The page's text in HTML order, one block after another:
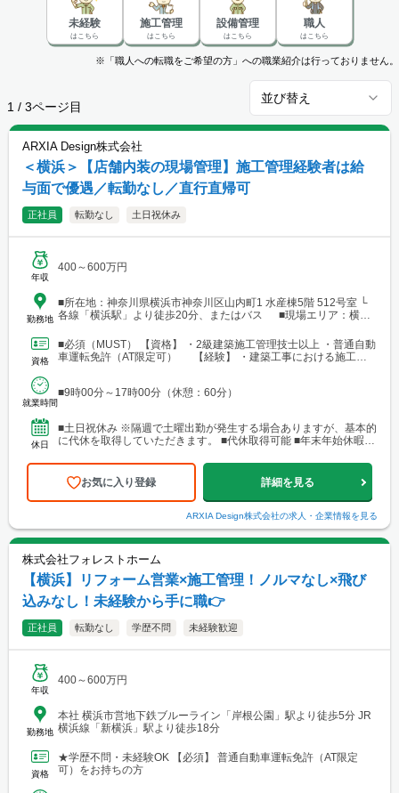
未経験
はこちら
施工管理
はこちら
設備管理
はこちら
職人
はこちら
※「職人への転職をご希望の方」への職業紹介は行っておりません。
1 / 3ページ目
並び替え
ARXIA Design株式会社
＜横浜＞【店舗内装の現場管理】施工管理経験者は給
与面で優遇／転勤なし／直行直帰可
正社員 転勤なし 土日祝休み
年収
400～600万円
勤務地
■所在地：神奈川県横浜市神奈川区山内町1 水産棟5階 512号室 └
各線「横浜駅」より徒歩20分、またはバス ■現場エリア：横浜
資格
■必須（MUST） 【資格】 ・2級建築施工管理技士以上 ・普通自動
車運転免許（AT限定可） 【経験】 ・建築工事における施工管
就業時間
■9時00分～17時00分（休憩：60分）
休日
■土日祝休み ※隔週で土曜出勤が発生する場合ありますが、基本的
に代休を取得していただきます。 ■代休取得可能 ■年末年始休暇 ■
お気に入り登録 詳細を見る
ARXIA Design株式会社の求人・企業情報を見る
株式会社フォレストホーム
【横浜】リフォーム営業×施工管理！ノルマなし×飛び
込みなし！未経験から手に職👉
正社員 転勤なし 学歴不問 未経験歓迎
年収
400～600万円
勤務地
本社 横浜市営地下鉄ブルーライン「岸根公園」駅より徒歩5分 JR
横浜線「新横浜」駅より徒歩18分
資格
★学歴不問・未経験OK 【必須】 普通自動車運転免許（AT限定
可）をお持ちの方